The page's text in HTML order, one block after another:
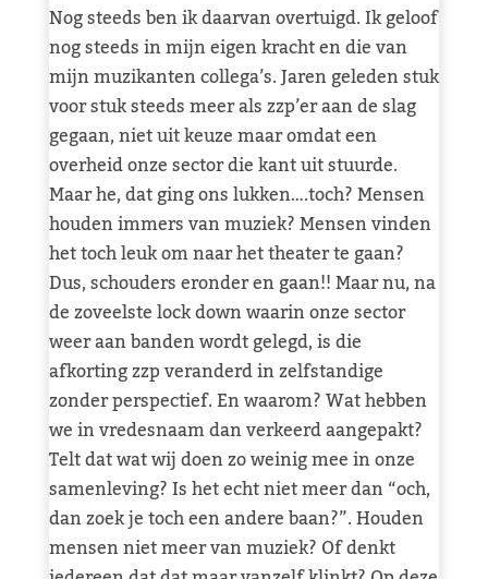
Nog steeds ben ik daarvan overtuigd. Ik geloof
nog steeds in mijn eigen kracht en die van
mijn muzikanten collega’s. Jaren geleden stuk
voor stuk steeds meer als zzp’er aan de slag
gegaan, niet uit keuze maar omdat een
overheid onze sector die kant uit stuurde.
Maar he, dat ging ons lukken….toch? Mensen
houden immers van muziek? Mensen vinden
het toch leuk om naar het theater te gaan?
Dus, schouders eronder en gaan!! Maar nu, na
de zoveelste lock down waarin onze sector
weer aan banden wordt gelegd, is die
afkorting zzp veranderd in zelfstandige
zonder perspectief. En waarom? Wat hebben
we in vredesnaam dan verkeerd aangepakt?
Telt dat wat wij doen zo weinig mee in onze
samenleving? Is het echt niet meer dan “och,
dan zoek je toch een andere baan?”. Houden
mensen niet meer van muziek? Of denkt